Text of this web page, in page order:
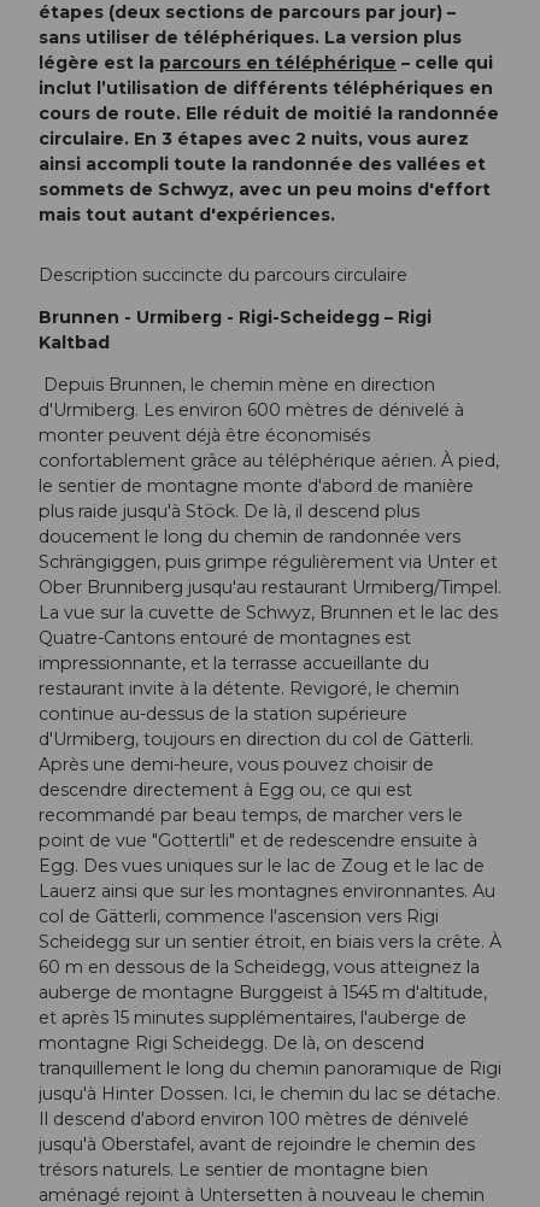
étapes (deux sections de parcours par jour) –
sans utiliser de téléphériques. La version plus
légère est la parcours en téléphérique – celle qui
inclut l’utilisation de différents téléphériques en
cours de route. Elle réduit de moitié la randonnée
circulaire. En 3 étapes avec 2 nuits, vous aurez
ainsi accompli toute la randonnée des vallées et
sommets de Schwyz, avec un peu moins d'effort
mais tout autant d'expériences.
Description succincte du parcours circulaire
Brunnen - Urmiberg - Rigi-Scheidegg – Rigi
Kaltbad
Depuis Brunnen, le chemin mène en direction
d'Urmiberg. Les environ 600 mètres de dénivelé à
monter peuvent déjà être économisés
confortablement grâce au téléphérique aérien. À pied,
le sentier de montagne monte d'abord de manière
plus raide jusqu'à Stöck. De là, il descend plus
doucement le long du chemin de randonnée vers
Schrängiggen, puis grimpe régulièrement via Unter et
Ober Brunniberg jusqu'au restaurant Urmiberg/Timpel.
La vue sur la cuvette de Schwyz, Brunnen et le lac des
Quatre-Cantons entouré de montagnes est
impressionnante, et la terrasse accueillante du
restaurant invite à la détente. Revigoré, le chemin
continue au-dessus de la station supérieure
d'Urmiberg, toujours en direction du col de Gätterli.
Après une demi-heure, vous pouvez choisir de
descendre directement à Egg ou, ce qui est
recommandé par beau temps, de marcher vers le
point de vue "Gottertli" et de redescendre ensuite à
Egg. Des vues uniques sur le lac de Zoug et le lac de
Lauerz ainsi que sur les montagnes environnantes. Au
col de Gätterli, commence l'ascension vers Rigi
Scheidegg sur un sentier étroit, en biais vers la crête. À
60 m en dessous de la Scheidegg, vous atteignez la
auberge de montagne Burggeist à 1545 m d'altitude,
et après 15 minutes supplémentaires, l'auberge de
montagne Rigi Scheidegg. De là, on descend
tranquillement le long du chemin panoramique de Rigi
jusqu'à Hinter Dossen. Ici, le chemin du lac se détache.
Il descend d'abord environ 100 mètres de dénivelé
jusqu'à Oberstafel, avant de rejoindre le chemin des
trésors naturels. Le sentier de montagne bien
aménagé rejoint à Untersetten à nouveau le chemin